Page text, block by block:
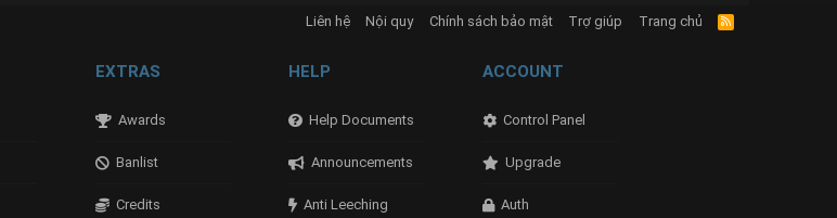
Liên hệ Nội quy Chính sách bảo mật Trợ giúp Trang chủ
R
S
EXTRAS
Awards
Banlist
Credits
HELP
Help Documents
Announcements
Anti Leeching
ACCOUNT
Control Panel
Upgrade
Auth